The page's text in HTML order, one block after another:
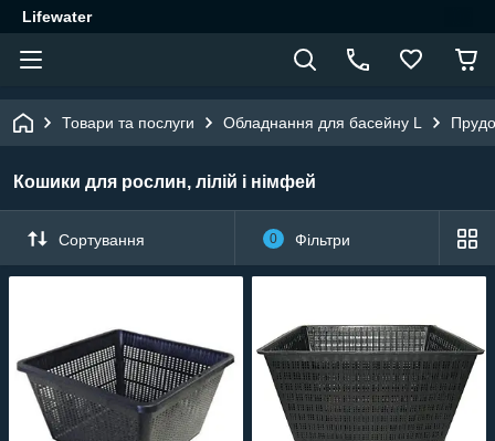
Lifewater
Товари та послуги Обладнання для басейну L
Кошики для рослин, лілій і німфей
Сортування 0 Фільтри